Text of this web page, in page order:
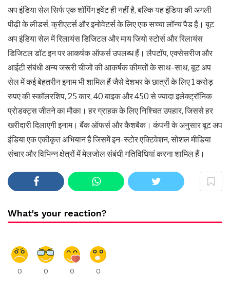
अप इंडिया सेल सिर्फ एक शॉपिंग इवेंट ही नहीं है, बल्कि यह इंडिया की अगली
पीढ़ी के लीडर्स, क्रीएटर्स और इनोवेटर्स के लिए एक सच्चा लॉन्च पैड है। बूट
अप इंडिया सेल में रिलायंस डिजिटल और माय जियो स्टोर्स और रिलायंस
डिजिटल डॉट इन पर आकर्षक ऑफर्स उपलब्ध हैं। लैपटॉप, एक्सेसरीज और
आईटी संबंधी अन्य जरूरी चीजों की आकर्षक कीमतों के साथ-साथ, बूट अप
सेल में कई बेहतरीन इनाम भी शामिल हैं जैसे देशभर के छात्रों के लिए 1 करोड़
रुपए की स्कॉलरशिप, 25 कार, 40 बाइक और 450 से ज्यादा इलेक्ट्रॉनिक
प्रोडक्ट्स जीतने का मौका। हर ग्राहक के लिए निश्चित उपहार, जिससे हर
खरीदारी दिलाएगी इनाम। बैंक ऑफर्स और कैशबैक। कंपनी के अनुसार बूट अप
इंडिया एक एकीकृत अभियान है जिसमें इन-स्टोर एक्टिवेशन, सोशल मीडिया
संचार और विभिन्न क्षेत्रों में मेलजोल संबंधी गतिविधियां करना शामिल हैं।
What's your reaction?
0 0 0 0